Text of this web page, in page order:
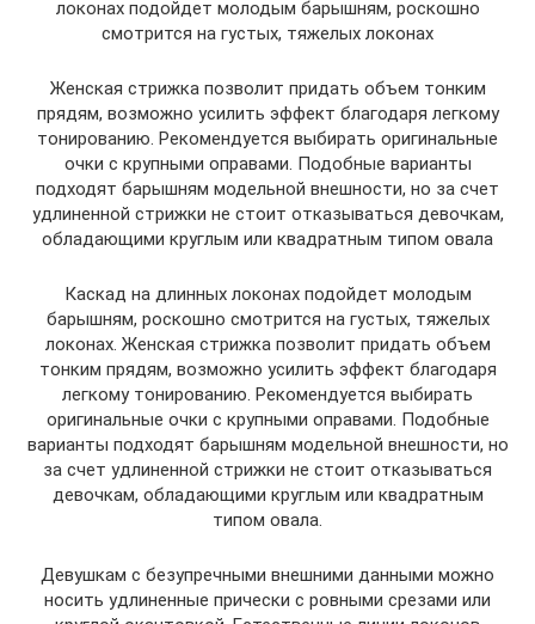
локонах подойдет молодым барышням, роскошно
смотрится на густых, тяжелых локонах
Женская стрижка позволит придать объем тонким
прядям, возможно усилить эффект благодаря легкому
тонированию. Рекомендуется выбирать оригинальные
очки с крупными оправами. Подобные варианты
подходят барышням модельной внешности, но за счет
удлиненной стрижки не стоит отказываться девочкам,
обладающими круглым или квадратным типом овала
Каскад на длинных локонах подойдет молодым
барышням, роскошно смотрится на густых, тяжелых
локонах. Женская стрижка позволит придать объем
тонким прядям, возможно усилить эффект благодаря
легкому тонированию. Рекомендуется выбирать
оригинальные очки с крупными оправами. Подобные
варианты подходят барышням модельной внешности, но
за счет удлиненной стрижки не стоит отказываться
девочкам, обладающими круглым или квадратным
типом овала.
Девушкам с безупречными внешними данными можно
носить удлиненные прически с ровными срезами или